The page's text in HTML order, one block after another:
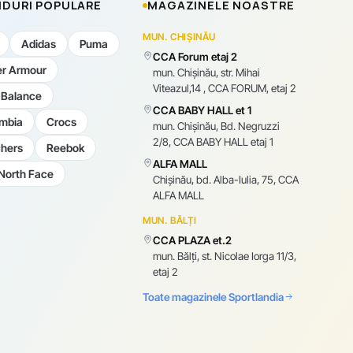
POPULARE
Adidas
Puma
Armour
Crocs
Reebok
Face
MAGAZINELE NOASTRE
MUN. CHIȘINĂU
CCA Forum etaj 2
mun. Chişinău, str. Mihai
Viteazul,14 , CCA FORUM, etaj 2
CCA BABY HALL et 1
mun. Chişinău, Bd. Negruzzi
2/8, CCA BABY HALL etaj 1
ALFA MALL
Chișinău, bd. Alba-Iulia, 75, CCA
ALFA MALL
MUN. BĂLȚI
CCA PLAZA et.2
mun. Bălți, st. Nicolae Iorga 11/3,
etaj 2
Toate magazinele Sportlandia